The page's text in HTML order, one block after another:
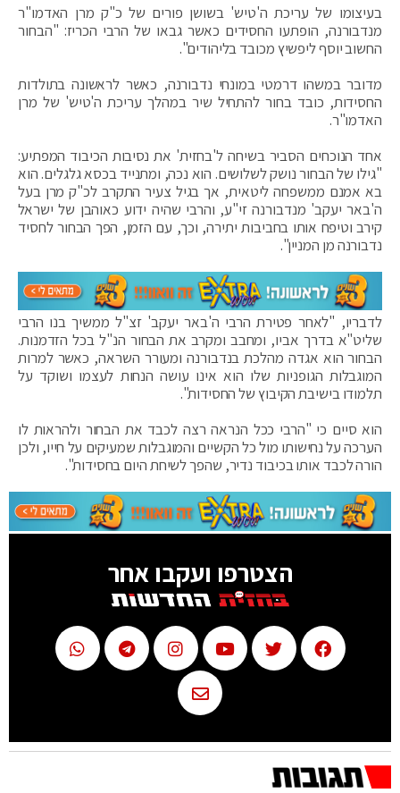
בעיצומו של עריכת ה'טיש' בשושן פורים של כ"ק מרן האדמו"ר
מנדבורנה, הופתעו החסידים כאשר גבאו של הרבי הכריז: "הבחור
החשוב יוסף ליפשיץ מכובד בליהודים".
מדובר במשהו דרמטי במונחי נדבורנה, כאשר לראשונה בתולדות
החסידות, כובד בחור להתחיל שיר במהלך עריכת ה'טיש' של מרן
האדמו"ר.
אחד הנוכחים הסביר בשיחה ל'בחזית' את נסיבות הכיבוד המפתיע:
"גילו של הבחור נושק לשלושים. הוא נכה, ומתנייד בכסא גלגלים. הוא
בא אמנם ממשפחה ליטאית, אך בגיל צעיר התקרב לכ"ק מרן בעל
ה'באר יעקב' מנדבורנה זי"ע, והרבי שהיה ידוע כאוהבן של ישראל
קירב וטיפח אותו בחביבות יתירה, וכך, עם הזמן, הפך הבחור לחסיד
נדבורנה מן המניין".
לדבריו, "לאחר פטירת הרבי ה'באר יעקב' זצ"ל ממשיך בנו הרבי
שליט"א בדרך אביו, ומחבב ומקרב את הבחור הנ"ל בכל הזדמנות.
הבחור הוא אגדה מהלכת בנדבורנה ומעורר השראה, כאשר למרות
המוגבלות הגופניות שלו הוא אינו עושה הנחות לעצמו ושוקד על
תלמודו בישיבת הקיבוץ של החסידות".
הוא סיים כי "הרבי ככל הנראה רצה לכבד את הבחור ולהראות לו
הערכה על נחישותו מול כל הקשיים והמוגבלות שמעיקים על חייו, ולכן
הורה לכבד אותו בכיבוד נדיר, שהפך לשיחת היום בחסידות".
הצטרפו ועקבו אחר